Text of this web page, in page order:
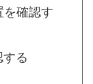
確認す
る